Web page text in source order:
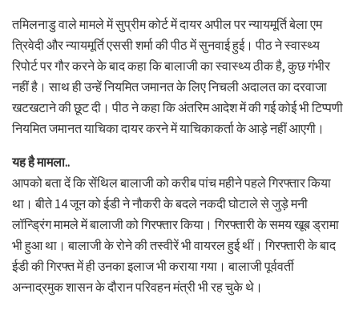
तमिलनाडु वाले मामले में सुप्रीम कोर्ट में दायर अपील पर न्यायमूर्ति बेला एम
त्रिवेदी और न्यायमूर्ति एससी शर्मा की पीठ में सुनवाई हुई। पीठ ने स्वास्थ्य
रिपोर्ट पर गौर करने के बाद कहा कि बालाजी का स्वास्थ्य ठीक है, कुछ गंभीर
नहीं है। साथ ही उन्हें नियमित जमानत के लिए निचली अदालत का दरवाजा
खटखटाने की छूट दी। पीठ ने कहा कि अंतरिम आदेश में की गई कोई भी टिप्पणी
नियमित जमानत याचिका दायर करने में याचिकाकर्ता के आड़े नहीं आएगी।
यह है मामला..
आपको बता दें कि सेंथिल बालाजी को करीब पांच महीने पहले गिरफ्तार किया
था। बीते 14 जून को ईडी ने नौकरी के बदले नकदी घोटाले से जुड़े मनी
लॉन्ड्रिंग मामले में बालाजी को गिरफ्तार किया। गिरफ्तारी के समय खूब ड्रामा
भी हुआ था। बालाजी के रोने की तस्वीरें भी वायरल हुई थीं। गिरफ्तारी के बाद
ईडी की गिरफ्त में ही उनका इलाज भी कराया गया। बालाजी पूर्ववर्ती
अन्नाद्रमुक शासन के दौरान परिवहन मंत्री भी रह चुके थे।